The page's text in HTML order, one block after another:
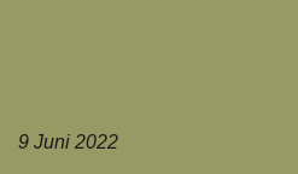
9 Juni 2022